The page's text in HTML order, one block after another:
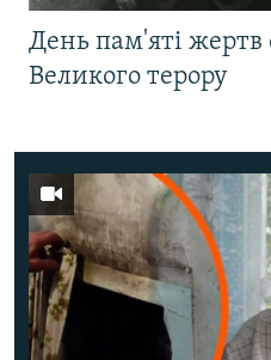
День пам'яті жертв
Великого терору